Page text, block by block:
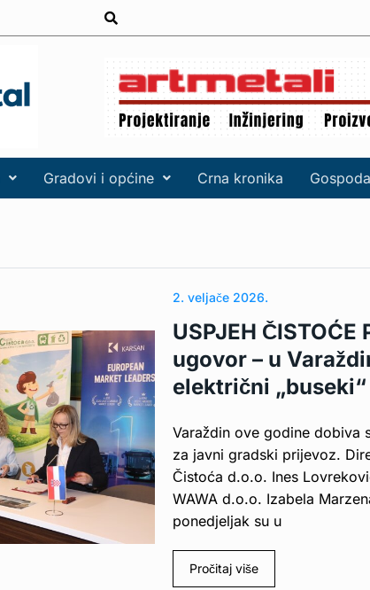
Gradovi i općine Crna kronika
2. veljače 2026.
USPJEH ČISTOĆE
ugovor – u
električni „buseki“
Varaždin ove godine dobiva
za javni gradski prijevoz.
Čistoća d.o.o. Ines
WAWA d.o.o. Izabela
ponedjeljak su u
Pročitaj više